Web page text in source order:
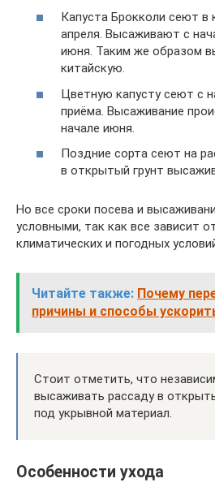
Капуста Брокколи сеют в
апреля. Высаживают с
июня. Таким же образом
китайскую.
Цветную капусту сеют с
приёма. Высаживание
начале июня.
Поздние сорта сеют на
в открытый грунт
Но все сроки посева и
условными, так как все зависит
климатических и погодных
Читайте также: Почему
причины и способы
Стоит отметить, что
высаживать рассаду в
под укрывной материал.
Особенности ухода